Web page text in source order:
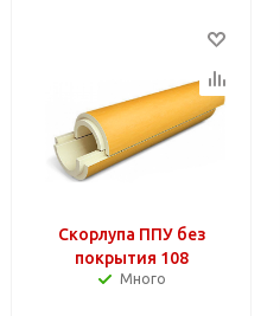
Скорлупа ППУ без
покрытия 108
Много